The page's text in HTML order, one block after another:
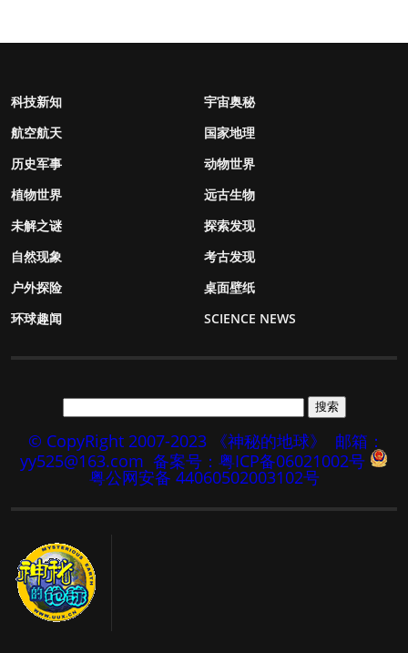
科技新知
宇宙奥秘
航空航天
国家地理
历史军事
动物世界
植物世界
远古生物
未解之谜
探索发现
自然现象
考古发现
户外探险
桌面壁纸
环球趣闻
SCIENCE NEWS
© CopyRight 2007-2023 《神秘的地球》
邮箱：
yy525@163.com 备案号：粤ICP备06021002号
粤公网安备 44060502003102号